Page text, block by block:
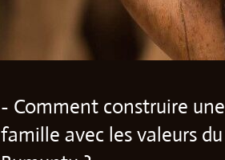
- Comment construire une
famille avec les valeurs du